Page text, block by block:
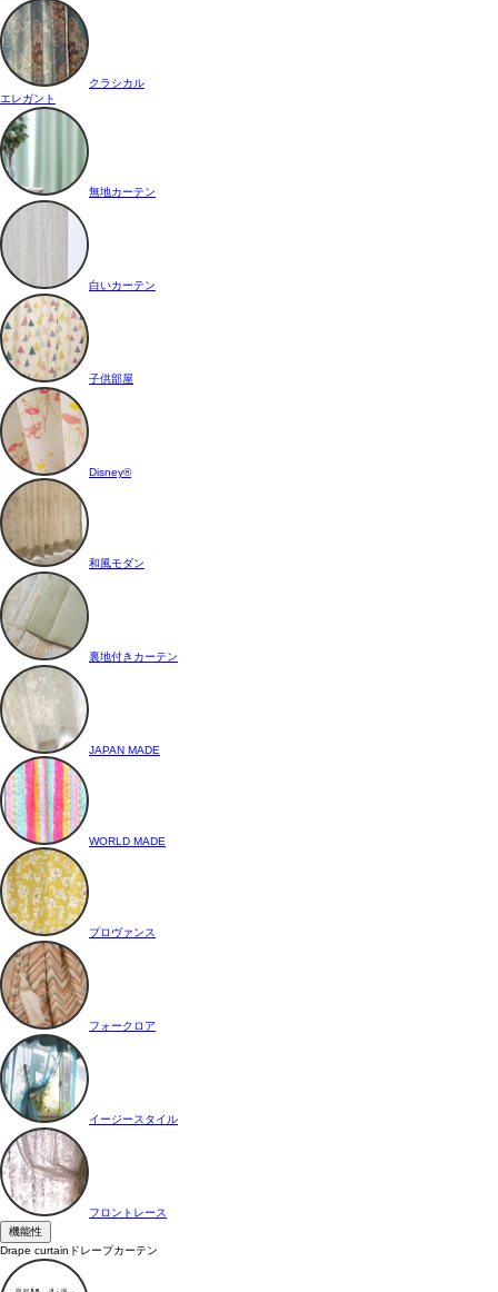
クラシカル
エレガント
無地カーテン
白いカーテン
子供部屋
Disney®
和風モダン
裏地付きカーテン
JAPAN MADE
WORLD MADE
プロヴァンス
フォークロア
イージースタイル
フロントレース
機能性
Drape curtain ドレープカーテン